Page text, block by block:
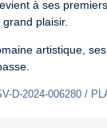
à ses
plaisir.
artistique,
D-2024-006280 /